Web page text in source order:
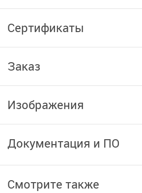
Сертификаты
Заказ
Изображения
Документация и ПО
Смотрите также